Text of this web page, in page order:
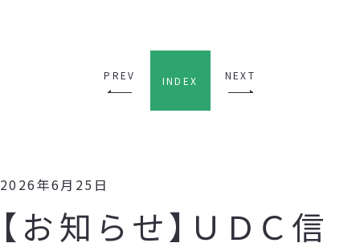
PREV INDEX NEXT
2026年6月25日
【お知らせ】ＵＤＣ信